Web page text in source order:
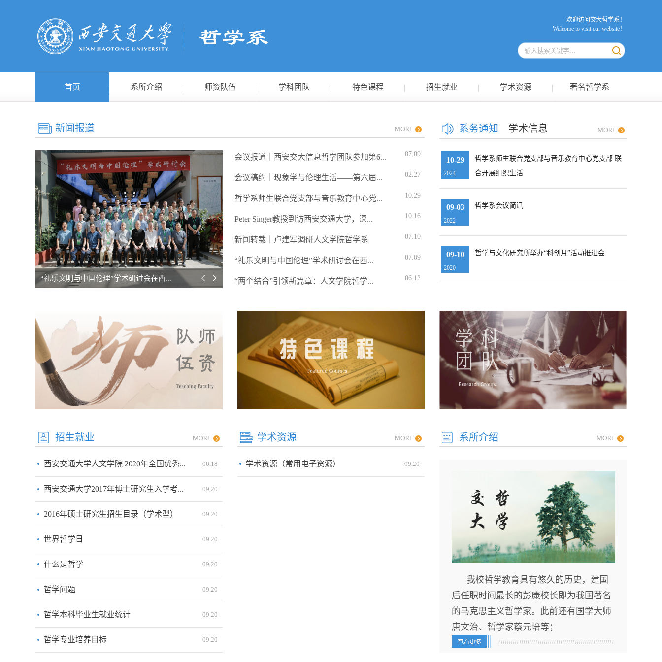
欢迎访问交大哲学系！
Welcome to visit our website！
首页 系所介绍 师资队伍 学科团队 特色课程 招生就业 学术资源 著名哲学系
新闻报道
“礼乐文明与中国伦理”学术研讨会在西...
07.09
会议报道｜西安交大信息哲学团队参加第6...
02.27
会议稿约｜现象学与伦理生活——第六届...
10.29
哲学系师生联合党支部与音乐教育中心党...
10.16
Peter Singer教授到访西安交通大学，深...
07.10
新闻转载｜卢建军调研人文学院哲学系
07.09
“礼乐文明与中国伦理”学术研讨会在西...
06.12
“两个结合”引领新篇章：人文学院哲学...
系务通知 学术信息
10-29
2024
哲学系师生联合党支部与音乐教育中心党支部 联
合开展组织生活
09-03
2022
哲学系会议简讯
09-10
2020
哲学与文化研究所举办“科创月”活动推进会
招生就业
06.18
西安交通大学人文学院 2020年全国优秀...
09.20
西安交通大学2017年博士研究生入学考...
09.20
2016年硕士研究生招生目录（学术型）
09.20
世界哲学日
09.20
什么是哲学
09.20
哲学问题
09.20
哲学本科毕业生就业统计
09.20
哲学专业培养目标
学术资源
09.20
学术资源（常用电子资源）
系所介绍
我校哲学教育具有悠久的历史，建国
后任职时间最长的彭康校长即为我国著名
的马克思主义哲学家。此前还有国学大师
唐文治、哲学家蔡元培等；